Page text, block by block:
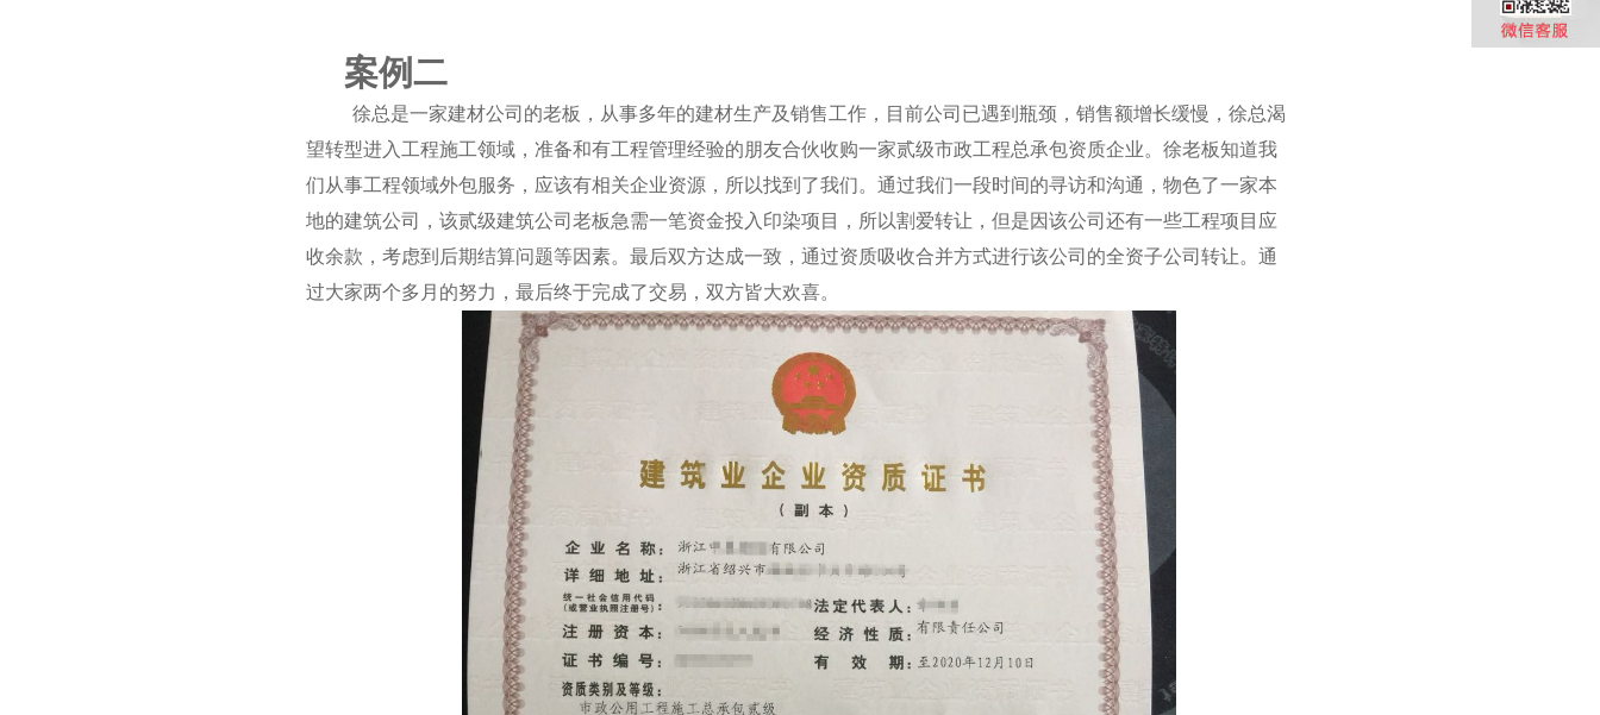
案例二
徐总是一家建材公司的老板，从事多年的建材生产及销售工作，目前公司已遇到瓶颈，销售额增长缓慢，徐总渴
望转型进入工程施工领域，准备和有工程管理经验的朋友合伙收购一家贰级市政工程总承包资质企业。徐老板知道我
们从事工程领域外包服务，应该有相关企业资源，所以找到了我们。通过我们一段时间的寻访和沟通，物色了一家本
地的建筑公司，该贰级建筑公司老板急需一笔资金投入印染项目，所以割爱转让，但是因该公司还有一些工程项目应
收余款，考虑到后期结算问题等因素。最后双方达成一致，通过资质吸收合并方式进行该公司的全资子公司转让。通
过大家两个多月的努力，最后终于完成了交易，双方皆大欢喜。